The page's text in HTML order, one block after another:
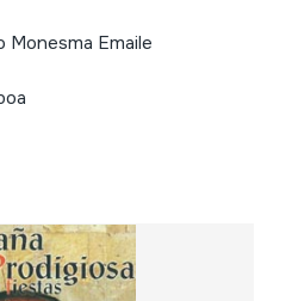
Monesma Emaile